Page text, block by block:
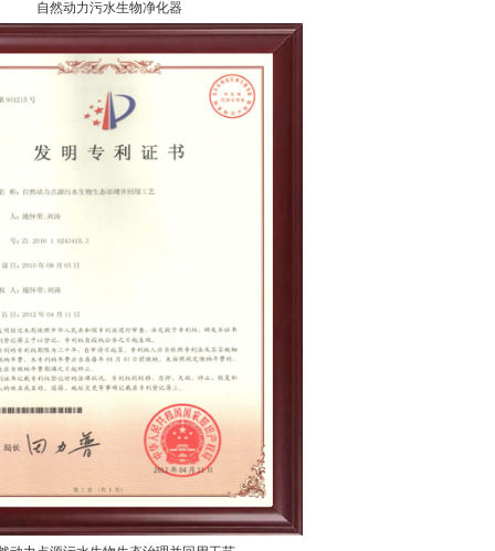
自然动力污水生物净化器